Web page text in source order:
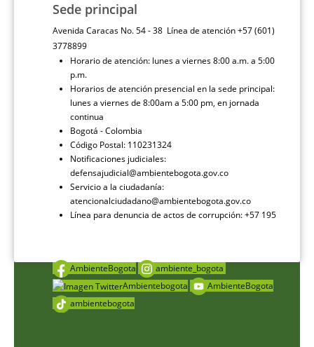
Sede principal
Avenida Caracas No. 54 - 38 Línea de atención +57 (601)
3778899
Horario de atención: lunes a viernes 8:00 a.m. a 5:00
p.m.
Horarios de atención presencial en la sede principal:
lunes a viernes de 8:00am a 5:00 pm, en jornada
continua
Bogotá - Colombia
Código Postal: 110231324
Notificaciones judiciales:
defensajudicial@ambientebogota.gov.co
Servicio a la ciudadanía:
atencionalciudadano@ambientebogota.gov.co
Línea para denuncia de actos de corrupción: +57 195
AmbienteBogota
ambiente_bogota
Ambientebogota
AmbienteBogota
ambientebogota